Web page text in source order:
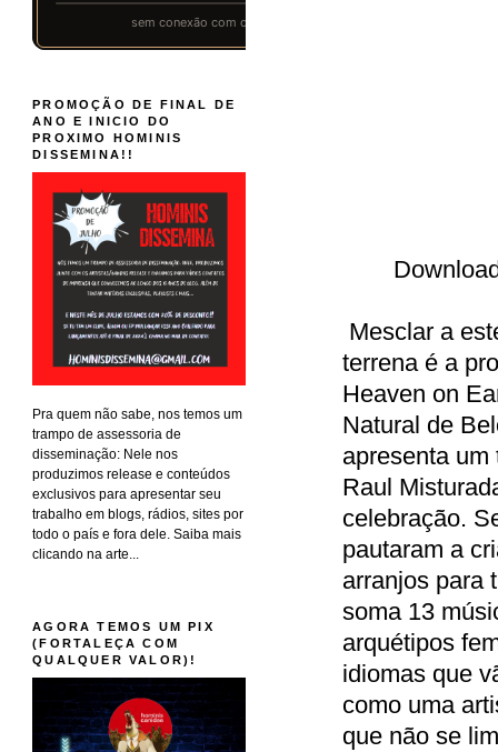
Mesclar a
terrena é a
Heaven on
Natural de
apresenta
Raul
celebração.
pautaram a
arranjos para
soma 13
arquétipos
idiomas que
como uma
que não se
PROMOÇÃO DE FINAL DE
ANO E INICIO DO
PROXIMO HOMINIS
DISSEMINA!!
Pra quem não sabe, nos temos um
trampo de assessoria de
disseminação: Nele nos
produzimos release e conteúdos
exclusivos para apresentar seu
trabalho em blogs, rádios, sites por
todo o país e fora dele. Saiba mais
clicando na arte...
AGORA TEMOS UM PIX
(FORTALEÇA COM
QUALQUER VALOR)!